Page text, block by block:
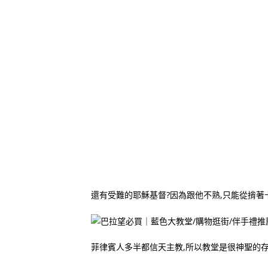
還有受難的耶穌基督?因為跟他不熟,只能從揹著
菲律賓人多半都信天主教,所以教堂是很神聖的